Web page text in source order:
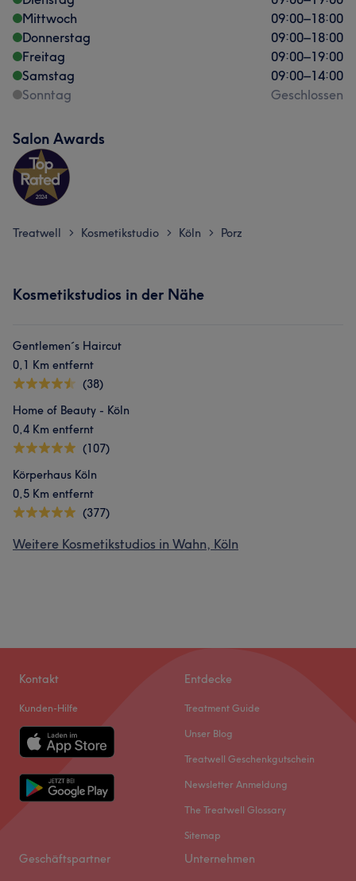
Mittwoch
09:00–18:00
Donnerstag
09:00–18:00
Freitag
09:00–19:00
Samstag
09:00–14:00
Sonntag
Geschlossen
Salon Awards
Treatwell > Kosmetikstudio > Köln > Porz
Kosmetikstudios in der Nähe
Gentlemen´s Haircut
0,1 Km entfernt
(38)
Home of Beauty - Köln
0,4 Km entfernt
(107)
Körperhaus Köln
0,5 Km entfernt
(377)
Weitere Kosmetikstudios in Wahn, Köln
Kontakt
Kunden-Hilfe
Entdecke
Treatment Guide
Unser Blog
Treatwell Geschenkgutschein
Newsletter Anmeldung
The Treatwell Glossary
Sitemap
Geschäftspartner Unternehmen